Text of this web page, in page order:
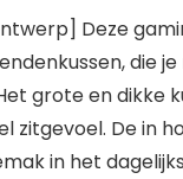
Deze
die
grote en dikke
zitgevoel. De in
in het